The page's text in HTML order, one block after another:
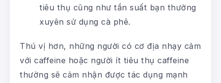
tiêu thụ cũng như tần suất bạn thường
xuyên sử dụng cà phê.
Thú vị hơn, những người có cơ địa nhạy cảm
với caffeine hoặc người ít tiêu thụ caffeine
thường sẽ cảm nhận được tác dụng mạnh